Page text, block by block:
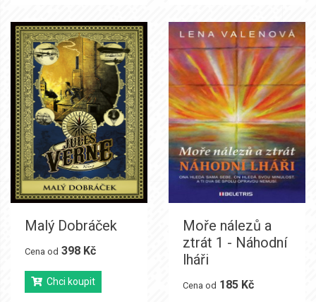
Malý Dobráček
Cena od 398 Kč
Chci koupit
Moře nálezů a
ztrát 1 - Náhodní
lháři
Cena od 185 Kč